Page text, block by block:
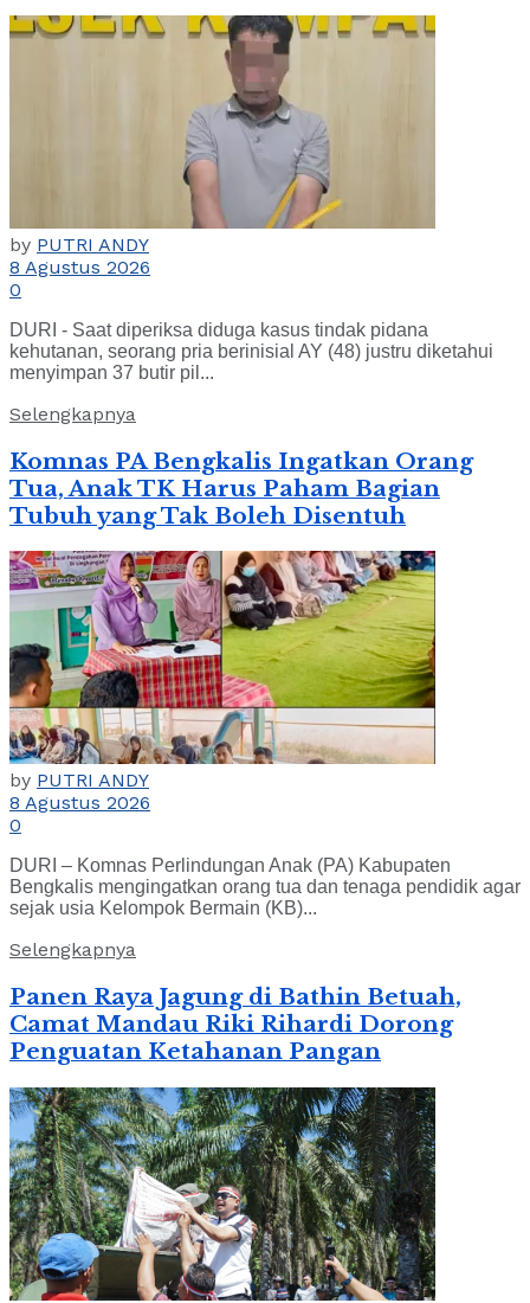
by PUTRI ANDY
8 Agustus 2026
0
DURI - Saat diperiksa diduga kasus tindak pidana
kehutanan, seorang pria berinisial AY (48) justru diketahui
menyimpan 37 butir pil...
Selengkapnya
Komnas PA Bengkalis Ingatkan Orang
Tua, Anak TK Harus Paham Bagian
Tubuh yang Tak Boleh Disentuh
by PUTRI ANDY
8 Agustus 2026
0
DURI – Komnas Perlindungan Anak (PA) Kabupaten
Bengkalis mengingatkan orang tua dan tenaga pendidik agar
sejak usia Kelompok Bermain (KB)...
Selengkapnya
Panen Raya Jagung di Bathin Betuah,
Camat Mandau Riki Rihardi Dorong
Penguatan Ketahanan Pangan